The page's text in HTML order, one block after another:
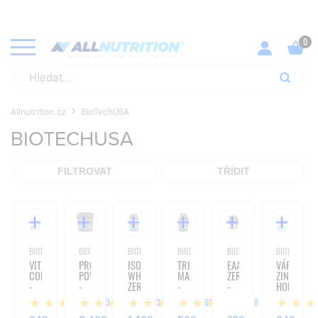
Allnutrition.cz BioTechUSA
BIOTECHUSA
FILTROVAT TŘÍDIT
BIOTECHUSA
VITAMIN
COMPLEX
-
60
KAPSLÍ 13
BIOTECHUSA
PROTEIN
POWER
-
4000G 23
BIOTECHUSA
ISO
WHEY
ZERO
908G 168
BIOTECHUSA
TRIBULUS
MAXIMUS
-
90
TABLET 18
BIOTECHUSA
EAA
ZERO
-
BIOTECHUSA
VÁPNÍK
ZINEK
HOŘČÍK
100